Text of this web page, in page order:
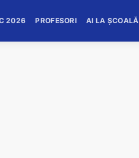
2026 PROFESORI AI LA ȘCOALĂ